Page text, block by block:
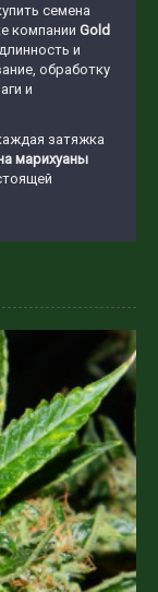
семена
компании Gold
и
обработку
и
затяжка
марихуаны